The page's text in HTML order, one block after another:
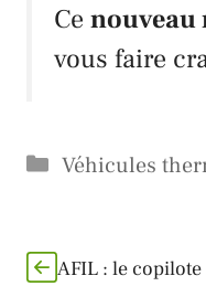
Ce nouveau
vous faire
Catégories
Véhicules
AFIL : le